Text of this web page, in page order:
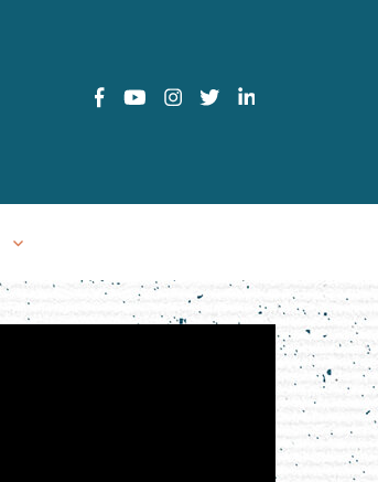
FACEBOOKYOUTUBEINSTAGRAM
TWITTER